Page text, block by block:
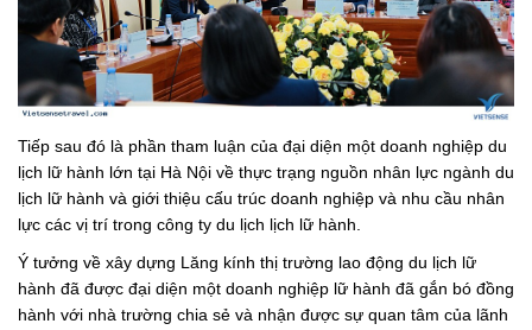
Tiếp sau đó là phần tham luận của đại diện một doanh nghiệp du
lịch lữ hành lớn tại Hà Nội về thực trạng nguồn nhân lực ngành du
lịch lữ hành và giới thiệu cấu trúc doanh nghiệp và nhu cầu nhân
lực các vị trí trong công ty du lịch lịch lữ hành.
Ý tưởng về xây dựng Lăng kính thị trường lao động du lịch lữ
hành đã được đại diện một doanh nghiệp lữ hành đã gắn bó đồng
hành với nhà trường chia sẻ và nhận được sự quan tâm của lãnh